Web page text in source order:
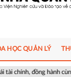
nhịp phát triển số
HỌC QUẢN LÝ